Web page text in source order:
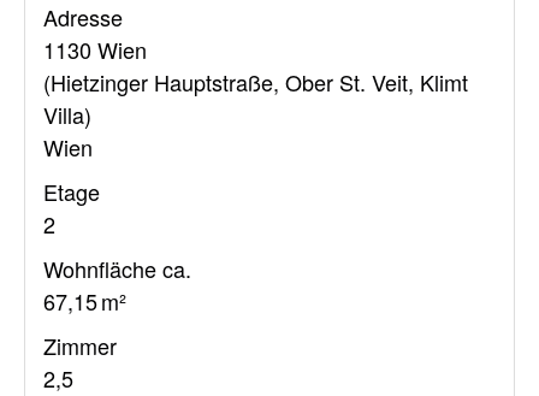
Adresse
1130 Wien
(Hietzinger Hauptstraße, Ober St. Veit, Klimt
Villa)
Wien
Etage
2
Wohnfläche ca.
67,15 m²
Zimmer
2,5